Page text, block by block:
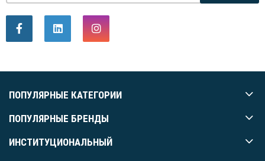
ПОПУЛЯРНЫЕ КАТЕГОРИИ
ПОПУЛЯРНЫЕ БРЕНДЫ
ИНСТИТУЦИОНАЛЬНЫЙ